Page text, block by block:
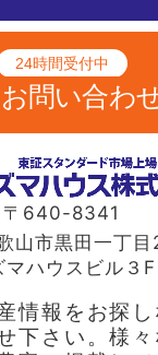
24時間受付中
お問い合わ
〒640-8341
山市黒田一丁目
マハウスビル３F
情報をお探
下さい。様